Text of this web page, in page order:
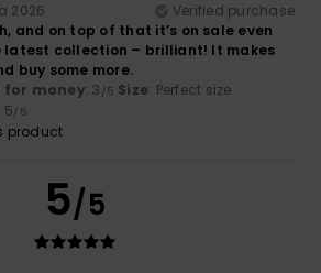
2026
Verified purchase
and on top of that it’s on sale even
latest collection – brilliant! It makes
buy some more.
for money: 3 /5 Size: Perfect size
: 5/5
product
5/5